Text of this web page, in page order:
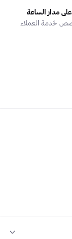
مدار الساعة
لخدمة العملاء